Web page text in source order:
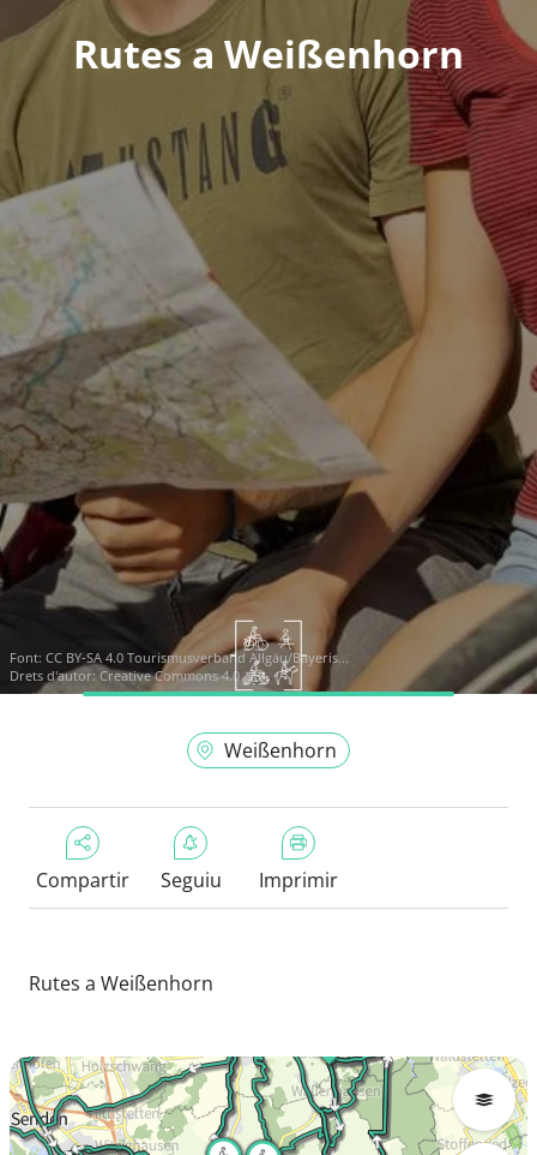
Rutes a Weißenhorn
Font: CC BY-SA 4.0 Tourismusverband Allgäu/Bayeris...
Drets d'autor: Creative Commons 4.0
Weißenhorn
Compartir Seguiu Imprimir
Rutes a Weißenhorn